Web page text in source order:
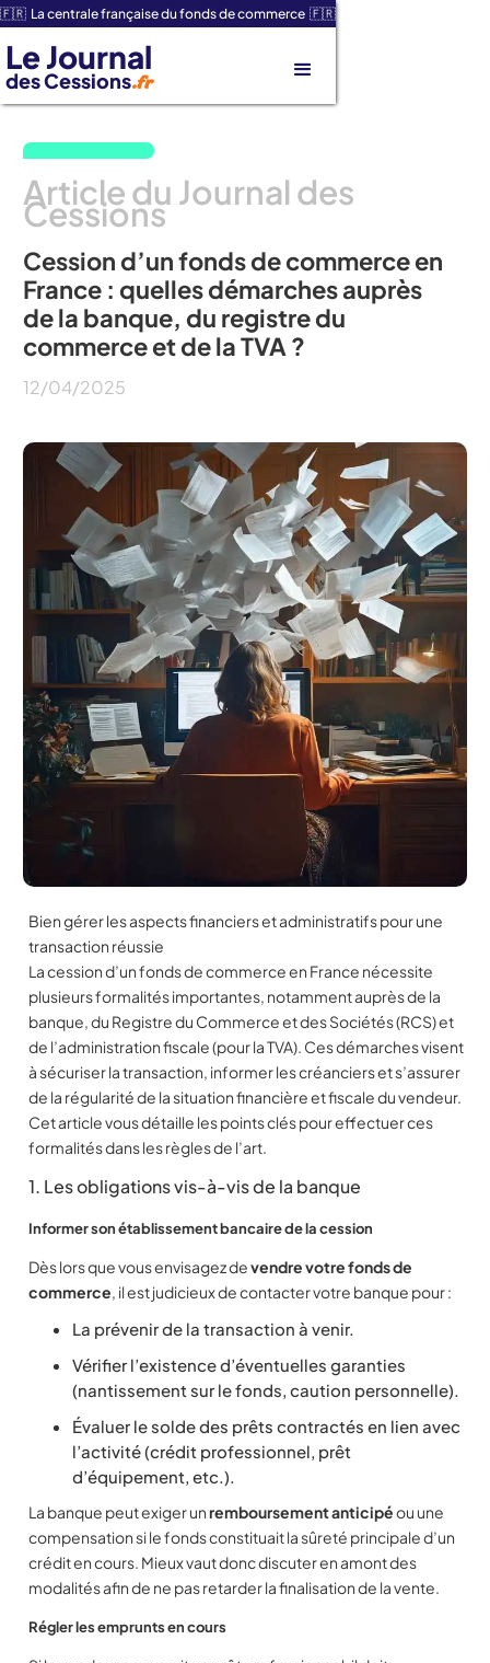
🇫🇷 La centrale française du fonds de commerce 🇫🇷
Le Journal
des Cessions.fr
Article du Journal des
Cessions
Cession d’un fonds de commerce en
France : quelles démarches auprès
de la banque, du registre du
commerce et de la TVA ?
12/04/2025
Bien gérer les aspects financiers et administratifs pour une
transaction réussie
La cession d’un fonds de commerce en France nécessite
plusieurs formalités importantes, notamment auprès de la
banque, du Registre du Commerce et des Sociétés (RCS) et
de l’administration fiscale (pour la TVA). Ces démarches visent
à sécuriser la transaction, informer les créanciers et s’assurer
de la régularité de la situation financière et fiscale du vendeur.
Cet article vous détaille les points clés pour effectuer ces
formalités dans les règles de l’art.
1. Les obligations vis-à-vis de la banque
Informer son établissement bancaire de la cession
Dès lors que vous envisagez devendre votre fonds de
commerce , il est judicieux de contacter votre banque pour :
La prévenir de la transaction à venir.
Vérifier l’existence d’éventuelles garanties
(nantissement sur le fonds, caution personnelle).
Évaluer le solde des prêts contractés en lien avec
l’activité (crédit professionnel, prêt
d’équipement, etc.).
La banque peut exiger unremboursement anticipéou une
compensation si le fonds constituait la sûreté principale d’un
crédit en cours. Mieux vaut donc discuter en amont des
modalités afin de ne pas retarder la finalisation de la vente.
Régler les emprunts en cours